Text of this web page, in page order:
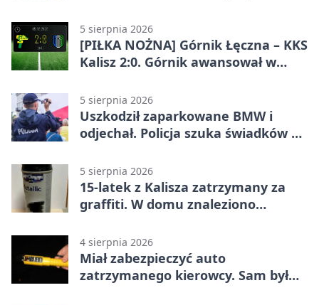
5 sierpnia 2026
[PIŁKA NOŻNA] Górnik Łęczna – KKS
Kalisz 2:0. Górnik awansował w
5 sierpnia 2026
Uszkodził zaparkowane BMW i
odjechał. Policja szuka świadków w
5 sierpnia 2026
15-latek z Kalisza zatrzymany za
graffiti. W domu znaleziono
4 sierpnia 2026
Miał zabezpieczyć auto
zatrzymanego kierowcy. Sam był